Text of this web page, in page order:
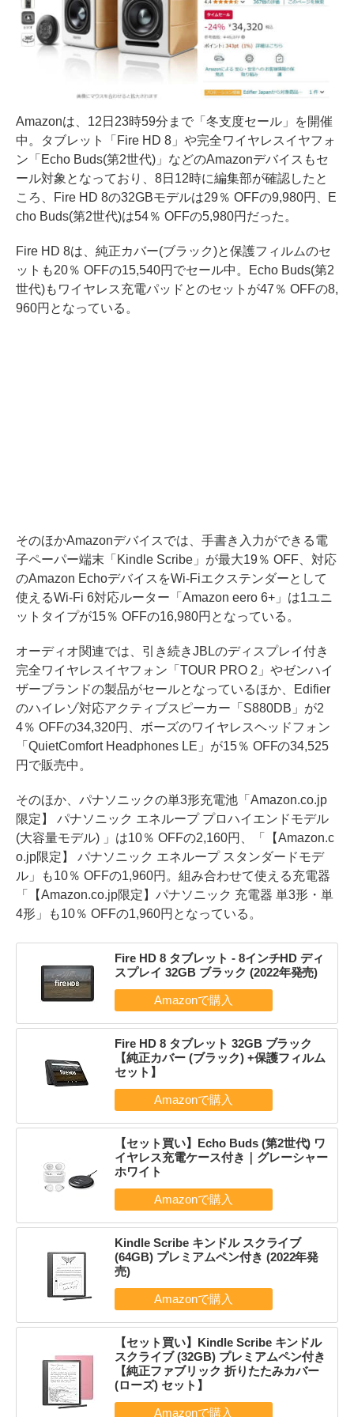
Amazonは、12日23時59分まで「冬支度セール」を開催
中。タブレット「Fire HD 8」や完全ワイヤレスイヤフォ
ン「Echo Buds(第2世代)」などのAmazonデバイスもセ
ール対象となっており、8日12時に編集部が確認したと
ころ、Fire HD 8の32GBモデルは29％ OFFの9,980円、E
cho Buds(第2世代)は54％ OFFの5,980円だった。
Fire HD 8は、純正カバー(ブラック)と保護フィルムのセ
ットも20％ OFFの15,540円でセール中。Echo Buds(第2
世代)もワイヤレス充電パッドとのセットが47％ OFFの8,
960円となっている。
そのほかAmazonデバイスでは、手書き入力ができる電
子ペーパー端末「Kindle Scribe」が最大19％ OFF、対応
のAmazon EchoデバイスをWi-Fiエクステンダーとして
使えるWi-Fi 6対応ルーター「Amazon eero 6+」は1ユニ
ットタイプが15％ OFFの16,980円となっている。
オーディオ関連では、引き続きJBLのディスプレイ付き
完全ワイヤレスイヤフォン「TOUR PRO 2」やゼンハイ
ザーブランドの製品がセールとなっているほか、Edifier
のハイレゾ対応アクティブスピーカー「S880DB」が2
4％ OFFの34,320円、ボーズのワイヤレスヘッドフォン
「QuietComfort Headphones LE」が15％ OFFの34,525
円で販売中。
そのほか、パナソニックの単3形充電池「Amazon.co.jp
限定】 パナソニック エネループ プロハイエンドモデル
(大容量モデル) 」は10％ OFFの2,160円、「【Amazon.c
o.jp限定】 パナソニック エネループ スタンダードモデ
ル」も10％ OFFの1,960円。組み合わせて使える充電器
「【Amazon.co.jp限定】パナソニック 充電器 単3形・単
4形」も10％ OFFの1,960円となっている。
Fire HD 8 タブレット - 8インチHD ディ
スプレイ 32GB ブラック (2022年発売)
Fire HD 8 タブレット 32GB ブラック
【純正カバー (ブラック) +保護フィルム
セット】
【セット買い】Echo Buds (第2世代) ワ
イヤレス充電ケース付き｜グレーシャー
ホワイト
Kindle Scribe キンドル スクライブ
(64GB) プレミアムペン付き (2022年発
売)
【セット買い】Kindle Scribe キンドル
スクライブ (32GB) プレミアムペン付き
【純正ファブリック 折りたたみカバー
(ローズ) セット】